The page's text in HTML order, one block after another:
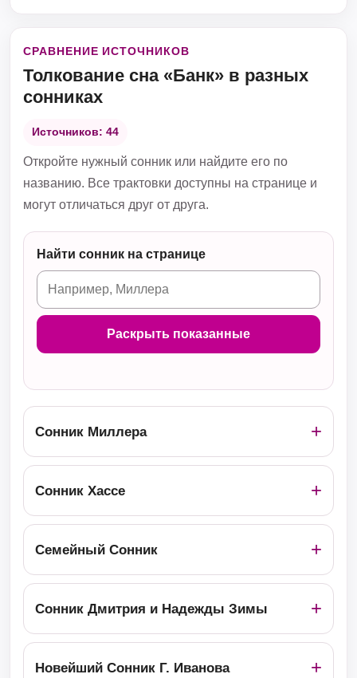
СРАВНЕНИЕ ИСТОЧНИКОВ
Толкование сна «Банк» в разных
сонниках
Источников: 44
Откройте нужный сонник или найдите его по
названию. Все трактовки доступны на странице и
могут отличаться друг от друга.
Найти сонник на странице
Раскрыть показанные
Сонник Миллера
Сонник Хассе
Семейный Сонник
Сонник Дмитрия и Надежды Зимы
Новейший Сонник Г. Иванова